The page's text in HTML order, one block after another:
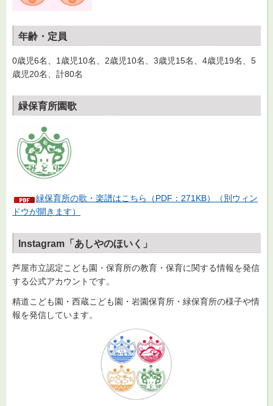
年齢・定員
0歳児6名、1歳児10名、2歳児10名、3歳児15名、4歳児19名、5
歳児20名、計80名
緑保育所園歌
緑保育所の歌・楽譜はこちら（PDF：271KB）（別ウィン
ドウが開きます）
Instagram「あしやのほいく」
芦屋市立認定こども園・保育所の教育・保育に関する情報を発信
する公式アカウントです。
精道こども園・西蔵こども園・岩園保育所・緑保育所の様子や情
報を発信しています。